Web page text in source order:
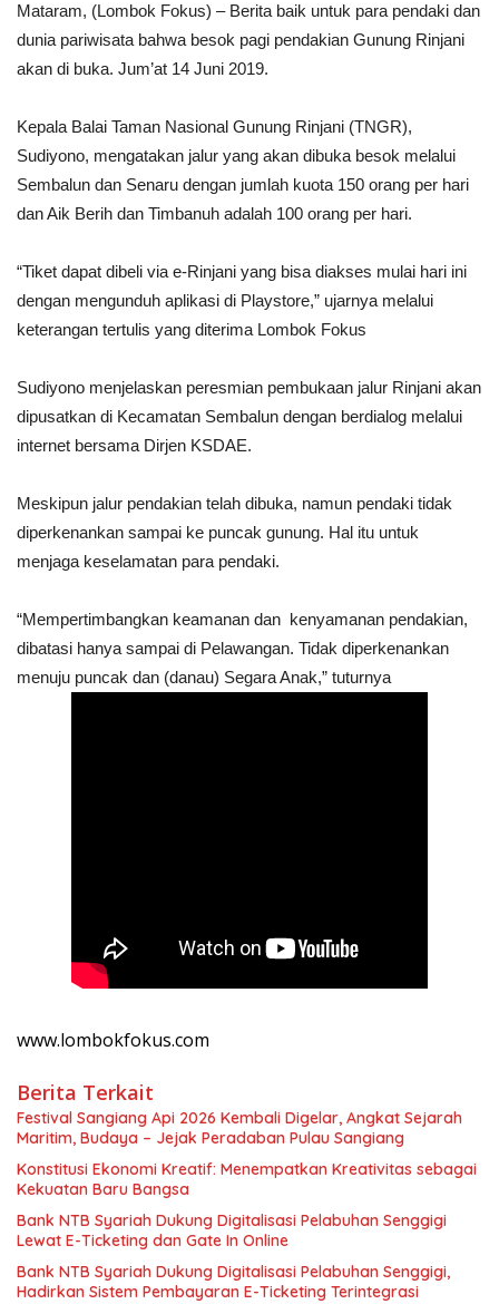
Mataram, (Lombok Fokus) – Berita baik untuk para pendaki dan
dunia pariwisata bahwa besok pagi pendakian Gunung Rinjani
akan di buka. Jum’at 14 Juni 2019.
Kepala Balai Taman Nasional Gunung Rinjani (TNGR),
Sudiyono, mengatakan jalur yang akan dibuka besok melalui
Sembalun dan Senaru dengan jumlah kuota 150 orang per hari
dan Aik Berih dan Timbanuh adalah 100 orang per hari.
“Tiket dapat dibeli via e-Rinjani yang bisa diakses mulai hari ini
dengan mengunduh aplikasi di Playstore,” ujarnya melalui
keterangan tertulis yang diterima Lombok Fokus
Sudiyono menjelaskan peresmian pembukaan jalur Rinjani akan
dipusatkan di Kecamatan Sembalun dengan berdialog melalui
internet bersama Dirjen KSDAE.
Meskipun jalur pendakian telah dibuka, namun pendaki tidak
diperkenankan sampai ke puncak gunung. Hal itu untuk
menjaga keselamatan para pendaki.
“Mempertimbangkan keamanan dan kenyamanan pendakian,
dibatasi hanya sampai di Pelawangan. Tidak diperkenankan
menuju puncak dan (danau) Segara Anak,” tuturnya
www.lombokfokus.com
Berita Terkait
Festival Sangiang Api 2026 Kembali Digelar, Angkat Sejarah
Maritim, Budaya – Jejak Peradaban Pulau Sangiang
Konstitusi Ekonomi Kreatif: Menempatkan Kreativitas sebagai
Kekuatan Baru Bangsa
Bank NTB Syariah Dukung Digitalisasi Pelabuhan Senggigi
Lewat E-Ticketing dan Gate In Online
Bank NTB Syariah Dukung Digitalisasi Pelabuhan Senggigi,
Hadirkan Sistem Pembayaran E-Ticketing Terintegrasi